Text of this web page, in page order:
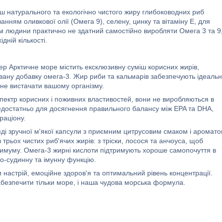
натурального та екологічно чистого жиру глибоководних риб
оливкової олії (Омега 9), селену, цинку та вітаміну Е, для
людини практично не здатний самостійно виробляти Омега 3 та 9,
кількості.
море містить ексклюзивну суміш корисних жирів,
добавку омега-3. Жир риби та кальмарів забезпечують
вистачати вашому організму.
корисних і поживних властивостей, вони не виробляються в
для досягнення правильного балансу між EPA та DHA,
зручної м'якої капсули з приємним цитрусовим смаком і
чистих риб'ячих жирів: з тріски, лосося та анчоуса, щоб
Омега-3 жирні кислоти підтримують хороше самопочуття в
судинну та імунну функцію.
емоційне здоров'я та оптимальний рівень концентрації.
тільки море, і наша чудова морська формула.